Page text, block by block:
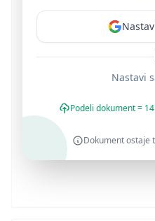
Nastavi
Podeli dokument =
Dokument ostaje